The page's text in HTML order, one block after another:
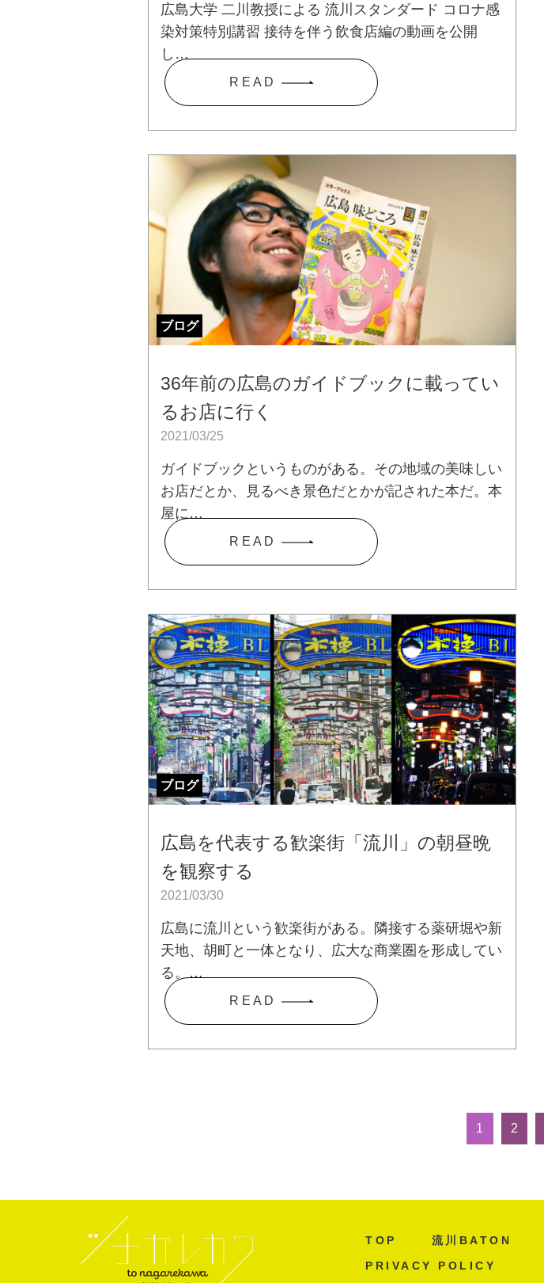
広島大学 二川教授による 流川スタンダード コロナ感
染対策特別講習 接待を伴う飲食店編の動画を公開
し…
R E A D
ブログ
36年前の広島のガイドブックに載ってい
るお店に行く
2021/03/25
ガイドブックというものがある。その地域の美味しい
お店だとか、見るべき景色だとかが記された本だ。本
屋に…
R E A D
ブログ
広島を代表する歓楽街「流川」の朝昼晩
を観察する
2021/03/30
広島に流川という歓楽街がある。隣接する薬研堀や新
天地、胡町と一体となり、広大な商業圏を形成してい
る。…
R E A D
1 2
TOP 流川BATON
PRIVACY POLICY